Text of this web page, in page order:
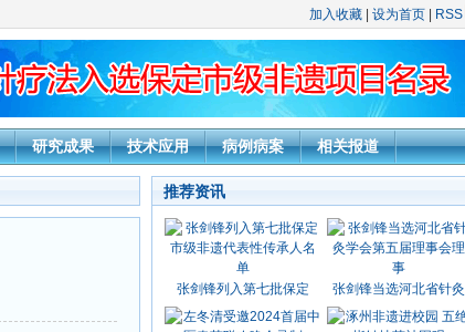
加入收藏 设为首页 RSS
研究成果 技术应用 病例病案 相关报道
推荐资讯
张剑锋列入第七批保定 张剑锋当选河北省针灸